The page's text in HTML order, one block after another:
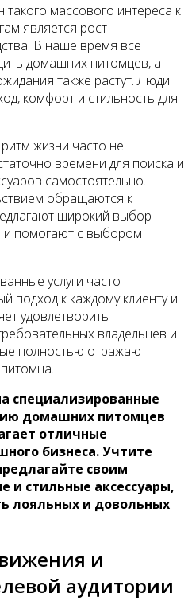
массового интереса к
является рост
В наше время все
домашних питомцев, а
также растут. Люди
комфорт и стильность для
жизни часто не
времени для поиска и
самостоятельно.
обращаются к
широкий выбор
и помогают с выбором
услуги часто
подход к каждому клиенту и
удовлетворить
владельцев и
полностью отражают
специализированные
домашних питомцев
отличные
бизнеса. Учтите
своим
и стильные аксессуары,
лояльных и довольных
и
аудитории